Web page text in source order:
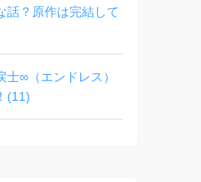
話？原作は完結して
士∞（エンドレス）
(11)